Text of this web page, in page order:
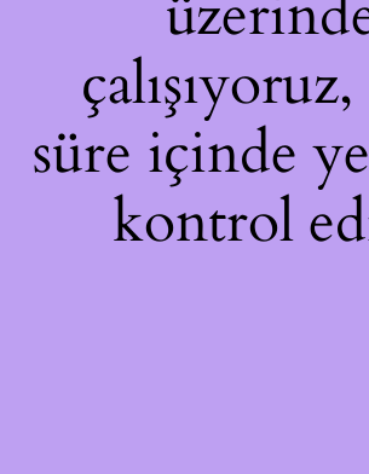
çalışıyoruz,
süre içinde
kontrol